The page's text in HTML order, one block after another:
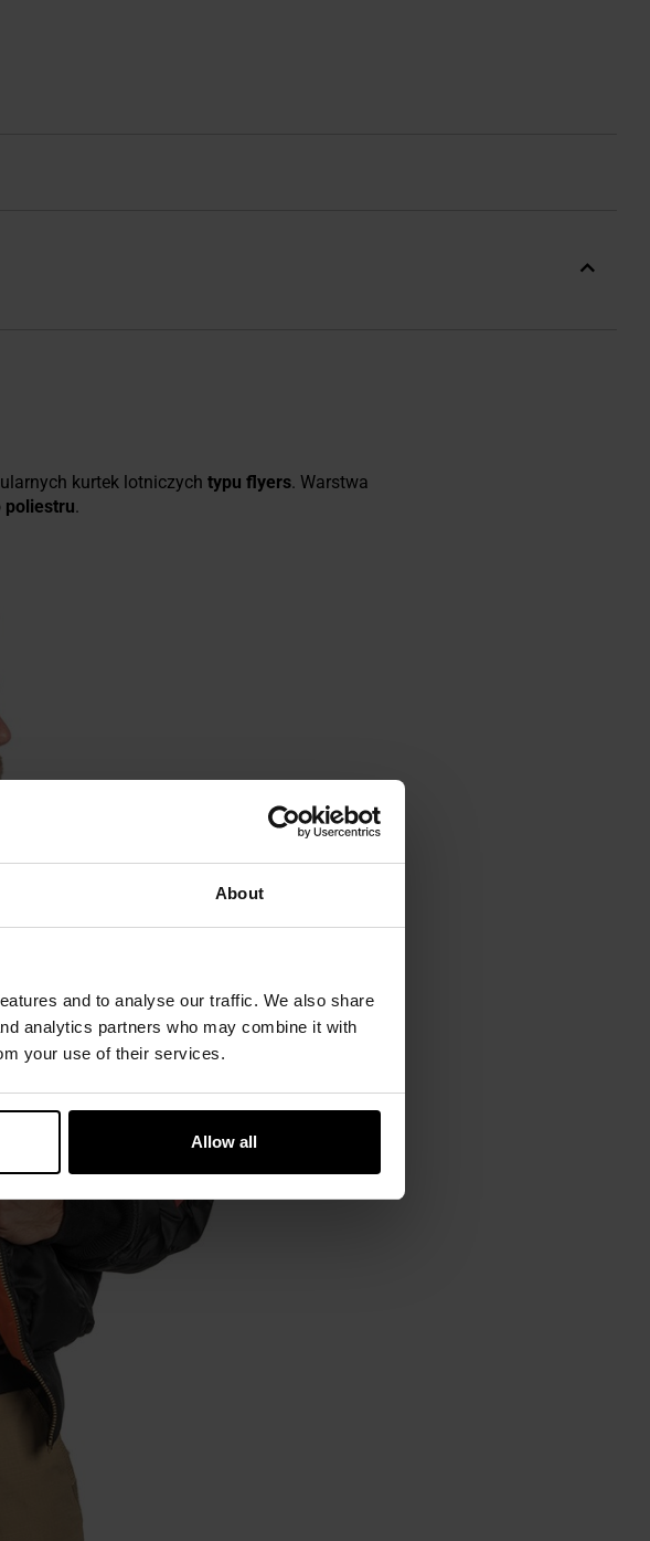
About
and to analyse our traffic. We also share
analytics partners who may combine it with
your use of their services.
Allow all
kurtek lotniczych typu flyers. Warstwa
poliestru.